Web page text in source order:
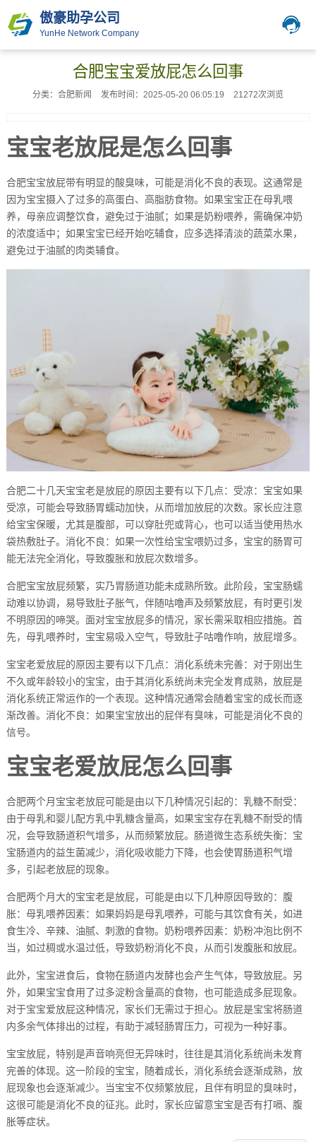
傲豪助孕公司
YunHe Network Company
合肥宝宝爱放屁怎么回事
分类：合肥新闻 发布时间：2025-05-20 06:05:19 21272次浏览
宝宝老放屁是怎么回事
合肥宝宝放屁带有明显的酸臭味，可能是消化不良的表现。这通常是
因为宝宝摄入了过多的高蛋白、高脂肪食物。如果宝宝正在母乳喂
养，母亲应调整饮食，避免过于油腻；如果是奶粉喂养，需确保冲奶
的浓度适中；如果宝宝已经开始吃辅食，应多选择清淡的蔬菜水果，
避免过于油腻的肉类辅食。
合肥二十几天宝宝老是放屁的原因主要有以下几点：受凉：宝宝如果
受凉，可能会导致肠胃蠕动加快，从而增加放屁的次数。家长应注意
给宝宝保暖，尤其是腹部，可以穿肚兜或背心，也可以适当使用热水
袋热敷肚子。消化不良：如果一次性给宝宝喂奶过多，宝宝的肠胃可
能无法完全消化，导致腹胀和放屁次数增多。
合肥宝宝放屁频繁，实乃胃肠道功能未成熟所致。此阶段，宝宝肠蠕
动难以协调，易导致肚子胀气，伴随咕噜声及频繁放屁，有时更引发
不明原因的啼哭。面对宝宝放屁多的情况，家长需采取相应措施。首
先，母乳喂养时，宝宝易吸入空气，导致肚子咕噜作响，放屁增多。
宝宝老爱放屁的原因主要有以下几点：消化系统未完善：对于刚出生
不久或年龄较小的宝宝，由于其消化系统尚未完全发育成熟，放屁是
消化系统正常运作的一个表现。这种情况通常会随着宝宝的成长而逐
渐改善。消化不良：如果宝宝放出的屁伴有臭味，可能是消化不良的
信号。
宝宝老爱放屁怎么回事
合肥两个月宝宝老放屁可能是由以下几种情况引起的：乳糖不耐受：
由于母乳和婴儿配方乳中乳糖含量高，如果宝宝存在乳糖不耐受的情
况，会导致肠道积气增多，从而频繁放屁。肠道微生态系统失衡：宝
宝肠道内的益生菌减少，消化吸收能力下降，也会使胃肠道积气增
多，引起老放屁的现象。
合肥两个月大的宝宝老是放屁，可能是由以下几种原因导致的：腹
胀：母乳喂养因素：如果妈妈是母乳喂养，可能与其饮食有关，如进
食生冷、辛辣、油腻、刺激的食物。奶粉喂养因素：奶粉冲泡比例不
当，如过稠或水温过低，导致奶粉消化不良，从而引发腹胀和放屁。
此外，宝宝进食后，食物在肠道内发酵也会产生气体，导致放屁。另
外，如果宝宝食用了过多淀粉含量高的食物，也可能造成多屁现象。
对于宝宝爱放屁这种情况，家长们无需过于担心。放屁是宝宝将肠道
内多余气体排出的过程，有助于减轻肠胃压力，可视为一种好事。
宝宝放屁，特别是声音响亮但无异味时，往往是其消化系统尚未发育
完善的体现。这一阶段的宝宝，随着成长，消化系统会逐渐成熟，放
屁现象也会逐渐减少。当宝宝不仅频繁放屁，且伴有明显的臭味时，
这很可能是消化不良的征兆。此时，家长应留意宝宝是否有打嗝、腹
胀等症状。